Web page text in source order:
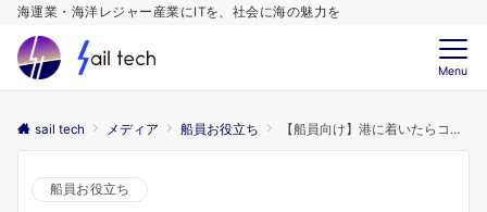
海運業・海洋レジャー産業にITを、社会に海の魅力を
Menu
sail tech メディア 船員お役立ち 【船員向け】港に着いたらココ！ オススメ観光地を解説
船員お役立ち